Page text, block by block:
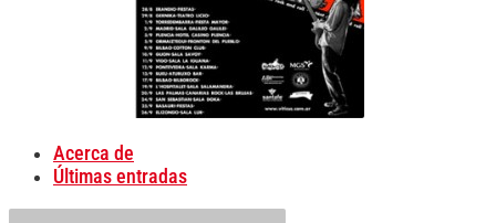
Acerca de
Últimas entradas